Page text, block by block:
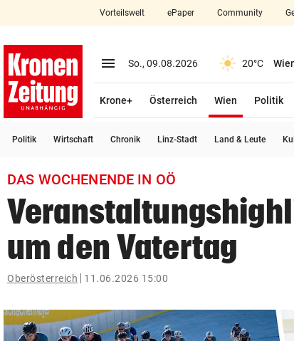
closeSchließen
account_circle Anmelden
arrow_right
bookmark
search
Suchbegriff
eingeben
© Krone Multimedia GmbH & Co KG 2026
Vorteilswelt ePaper Community
menu Menü aufklappen
So., 09.08.2026 20°C
Krone+ Österreich Wien
Politik
Politik Wirtschaft Chronik Linz-Stadt Land & Leute
DAS WOCHENENDE IN OÖ
um den Vatertag
Oberösterreich 11.06.2026 15:00